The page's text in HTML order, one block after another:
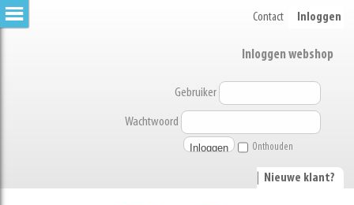
Contact Inloggen
Inloggen webshop
Gebruiker
Wachtwoord
Onthouden
Nieuwe klant?